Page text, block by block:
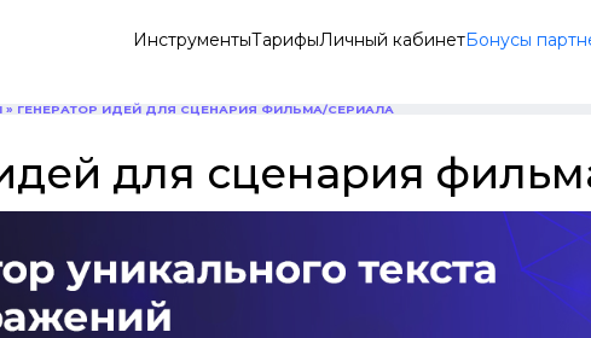
ИнструментыТарифыЛичный кабинетБонусы
» ГЕНЕРАТОР ИДЕЙ ДЛЯ СЦЕНАРИЯ ФИЛЬМА/СЕРИАЛА
для сценария